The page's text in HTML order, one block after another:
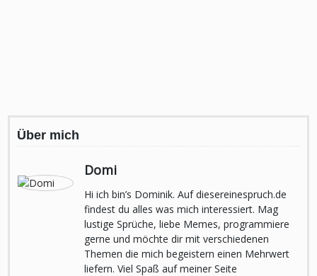
Über mich
Domi
Hi ich bin’s Dominik. Auf diesereinespruch.de
findest du alles was mich interessiert. Mag
lustige Sprüche, liebe Memes, programmiere
gerne und möchte dir mit verschiedenen
Themen die mich begeistern einen Mehrwert
liefern. Viel Spaß auf meiner Seite